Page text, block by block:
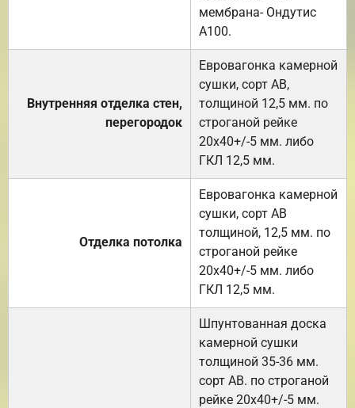
мембрана- Ондутис
А100.
Внутренняя отделка стен,
перегородок
Евровагонка камерной
сушки, сорт АВ,
толщиной 12,5 мм. по
строганой рейке
20х40+/-5 мм. либо
ГКЛ 12,5 мм.
Отделка потолка
Евровагонка камерной
сушки, сорт АВ
толщиной, 12,5 мм. по
строганой рейке
20х40+/-5 мм. либо
ГКЛ 12,5 мм.
Шпунтованная доска
камерной сушки
толщиной 35-36 мм.
сорт АВ. по строганой
рейке 20х40+/-5 мм.